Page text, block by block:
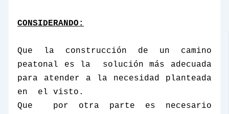
CONSIDERANDO:
Que la construcción de un camino
peatonal es la
solución más adecuada
para atender a la necesidad planteada
en
el visto.
Que
por otra parte es necesario